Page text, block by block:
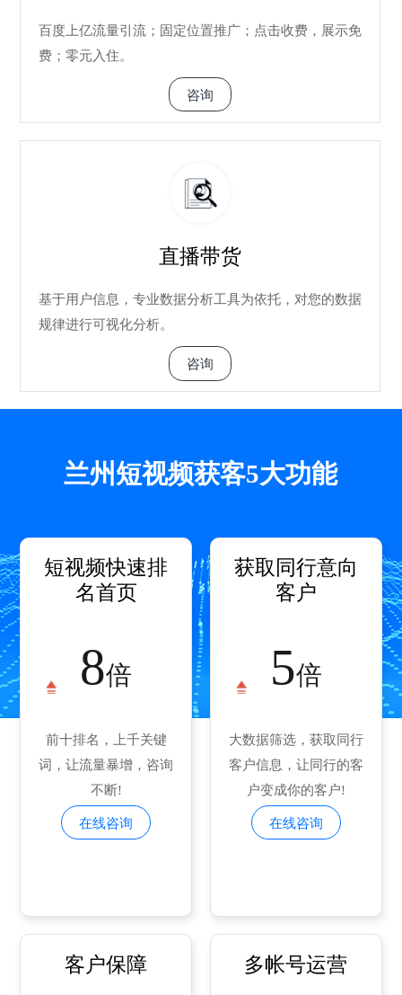
百度上亿流量引流；固定位置推广；点击收费，展示免
费；零元入住。
咨询
直播带货
基于用户信息，专业数据分析工具为依托，对您的数据
规律进行可视化分析。
咨询
兰州短视频获客5大功能
短视频快速排
名首页
8倍
前十排名，上千关键
词，让流量暴增，咨询
不断!
在线咨询
获取同行意向
客户
5倍
大数据筛选，获取同行
客户信息，让同行的客
户变成你的客户!
在线咨询
客户保障 多帐号运营